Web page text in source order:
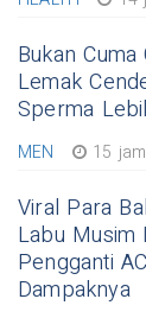
Bukan
Lemak
Sperma
MEN 15 jam
Viral Para
Labu Musim
Pengganti
Dampaknya